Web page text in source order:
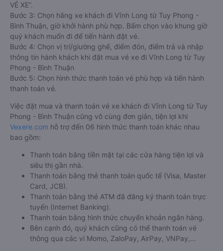
VÉ XE”.
Bước 3: Chọn hãng xe khách đi Vĩnh Long từ Tuy Phong -
Bình Thuận, giờ khởi hành phù hợp. Bấm chọn vào khung giờ
quý khách muốn đi để tiến hành đặt vé.
Bước 4: Chọn vị trí/giường ghế, điểm đón, điểm trả và nhập
thông tin hành khách khi đặt mua vé xe đi Vĩnh Long từ Tuy
Phong - Bình Thuận
Bước 5: Chọn hình thức thanh toán vé phù hợp và tiến hành
thanh toán vé.
Việc đặt mua và thanh toán vé xe khách đi Vĩnh Long từ Tuy
Phong - Bình Thuận cũng vô cùng đơn giản, tiện lợi khi
Vexere.com hỗ trợ đến 06 hình thức thanh toán khác nhau
bao gồm:
Thanh toán bằng tiền mặt tại các cửa hàng tiện lợi và
siêu thị gần nhà.
Thanh toán bằng thẻ thanh toán quốc tế (Visa, Master
Card, JCB).
Thanh toán bằng thẻ ATM đã đăng ký thanh toán trực
tuyến (Internet Banking).
Thanh toán bằng hình thức chuyển khoản ngân hàng.
Bên cạnh đó, quý khách cũng có thể thanh toán vé
thông qua các ví Momo, ZaloPay, AirPay, VNPay,…